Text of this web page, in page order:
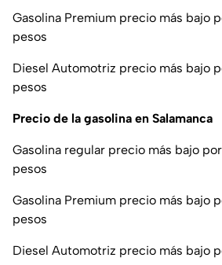
Gasolina Premium precio más bajo
pesos
Diesel Automotriz precio más bajo
pesos
Precio de la gasolina en Salamanca
Gasolina regular precio más bajo
pesos
Gasolina Premium precio más bajo
pesos
Diesel Automotriz precio más bajo